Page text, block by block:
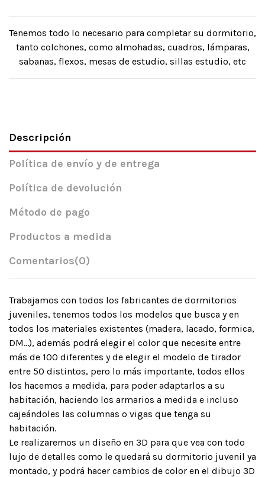
Tenemos todo lo necesario para completar su dormitorio,
tanto colchones, como almohadas, cuadros, lámparas,
sabanas, flexos, mesas de estudio, sillas estudio, etc
Descripción
Política de envío y de entrega
Política de devolución
Método de pago
Productos a medida
Comentarios(0)
Trabajamos con todos los fabricantes de dormitorios
juveniles, tenemos todos los modelos que busca y en
todos los materiales existentes (madera, lacado, formica,
DM…), además podrá elegir el color que necesite entre
más de 100 diferentes y de elegir el modelo de tirador
entre 50 distintos, pero lo más importante, todos ellos
los hacemos a medida, para poder adaptarlos a su
habitación, haciendo los armarios a medida e incluso
cajeándoles las columnas o vigas que tenga su
habitación.
Le realizaremos un diseño en 3D para que vea con todo
lujo de detalles como le quedará su dormitorio juvenil ya
montado, y podrá hacer cambios de color en el dibujo 3D